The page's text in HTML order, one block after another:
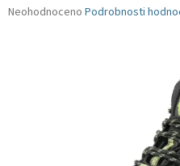
Průměrné
Neohodnoceno Podrobnosti